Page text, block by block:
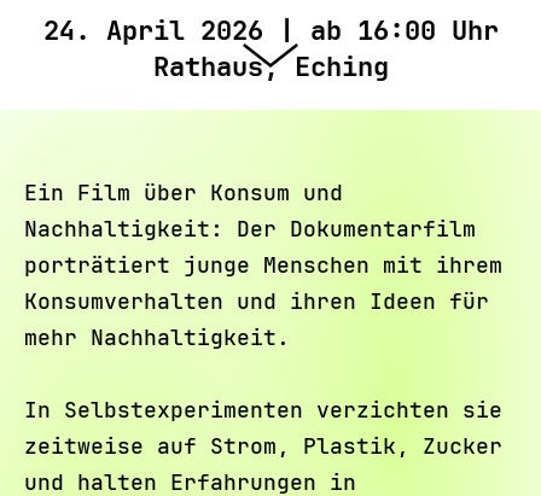
24. April 2026 | ab 16:00 Uhr
Rathaus, Eching
Ein Film über Konsum und
Nachhaltigkeit: Der Dokumentarfilm
porträtiert junge Menschen mit ihrem
Konsumverhalten und ihren Ideen für
mehr Nachhaltigkeit.
In Selbstexperimenten verzichten sie
zeitweise auf Strom, Plastik, Zucker
und halten Erfahrungen in